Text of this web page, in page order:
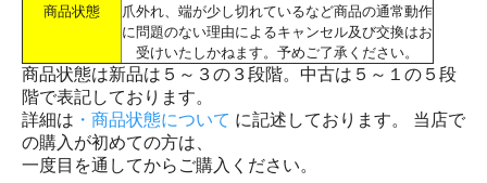
商品状態
爪外れ、端が少し切れているなど商品の通常動作
に問題のない理由によるキャンセル及び交換はお
受けいたしかねます。予めご了承ください。
商品状態は新品は５～３の３段階。中古は５～１の５段
階で表記しております。
詳細は ・商品状態について に記述しております。 当店で
の購入が初めての方は、
一度目を通してからご購入ください。